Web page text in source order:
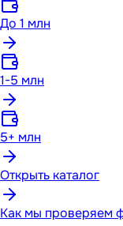
До 1 млн
1-5 млн
5+ млн
Открыть каталог
Как мы проверяем